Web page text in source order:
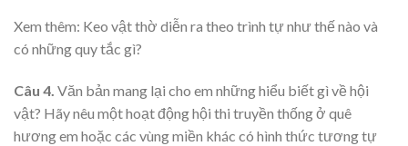
Xem thêm: Keo vật thờ diễn ra theo trình tự như thế nào và
có những quy tắc gì?
Câu 4. Văn bản mang lại cho em những hiểu biết gì về hội
vật? Hãy nêu một hoạt động hội thi truyền thống ở quê
hương em hoặc các vùng miền khác có hình thức tương tự